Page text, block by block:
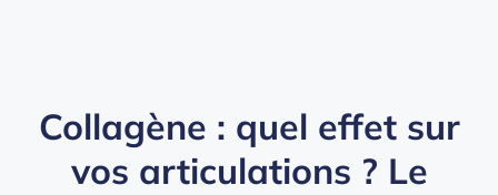
Collagène : quel effet sur
vos articulations ? Le